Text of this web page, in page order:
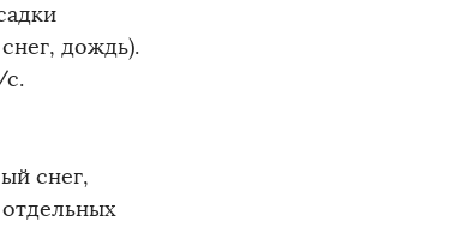
дождь).
с.
снег,